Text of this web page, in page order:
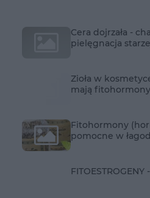
Cera dojrzała -
pielęgnacja
Zioła w
mają
Fitohormony
pomocne w